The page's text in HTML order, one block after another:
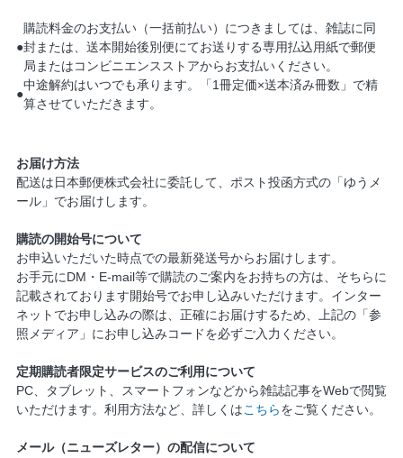
●
購読料金のお支払い（一括前払い）につきましては、雑誌に同
封または、送本開始後別便にてお送りする専用払込用紙で郵便
局またはコンビニエンスストアからお支払いください。
●
中途解約はいつでも承ります。「1冊定価×送本済み冊数」で精
算させていただきます。
お届け方法
配送は日本郵便株式会社に委託して、ポスト投函方式の「ゆうメ
ール」でお届けします。
購読の開始号について
お申込いただいた時点での最新発送号からお届けします。
お手元にDM・E-mail等で購読のご案内をお持ちの方は、そちらに
記載されております開始号でお申し込みいただけます。インター
ネットでお申し込みの際は、正確にお届けするため、上記の「参
照メディア」にお申し込みコードを必ずご入力ください。
定期購読者限定サービスのご利用について
PC、タブレット、スマートフォンなどから雑誌記事をWebで閲覧
いただけます。利用方法など、詳しくはこちらをご覧ください。
メール（ニューズレター）の配信について